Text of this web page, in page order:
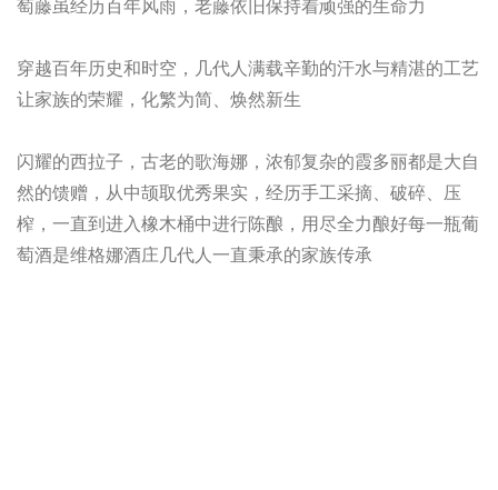
萄藤虽经历百年风雨，老藤依旧保持着顽强的生命力
穿越百年历史和时空，几代人满载辛勤的汗水与精湛的工艺
让家族的荣耀，化繁为简、焕然新生
闪耀的西拉子，古老的歌海娜，浓郁复杂的霞多丽都是大自
然的馈赠，从中颉取优秀果实，经历手工采摘、破碎、压
榨，一直到进入橡木桶中进行陈酿，用尽全力酿好每一瓶葡
萄酒是维格娜酒庄几代人一直秉承的家族传承